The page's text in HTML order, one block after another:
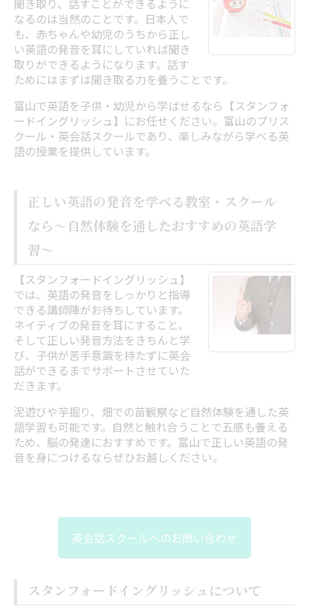
なるのは当然のことです。日本人で
も、赤ちゃんや幼児のうちから正し
い英語の発音を耳にしていれば聞き
取りができるようになります。話す
ためにはまずは聞き取る力を養うことです。
富山で英語を子供・幼児から学ばせるなら【スタンフォ
ードイングリッシュ】にお任せください。富山のプリス
クール・英会話スクールであり、楽しみながら学べる英
語の授業を提供しています。
正しい英語の発音を学べる教室・スクール
なら～自然体験を通したおすすめの英語学
習～
【スタンフォードイングリッシュ】
では、英語の発音をしっかりと指導
できる講師陣がお待ちしています。
ネイティブの発音を耳にすること、
そして正しい発音方法をきちんと学
び、子供が苦手意識を持たずに英会
話ができるまでサポートさせていた
だきます。
泥遊びや芋掘り、畑での苗観察など自然体験を通した英
語学習も可能です。自然と触れ合うことで五感も養える
ため、脳の発達におすすめです。富山で正しい英語の発
音を身につけるならぜひお越しください。
英会話スクールへのお問い合わせ
スタンフォードイングリッシュについて